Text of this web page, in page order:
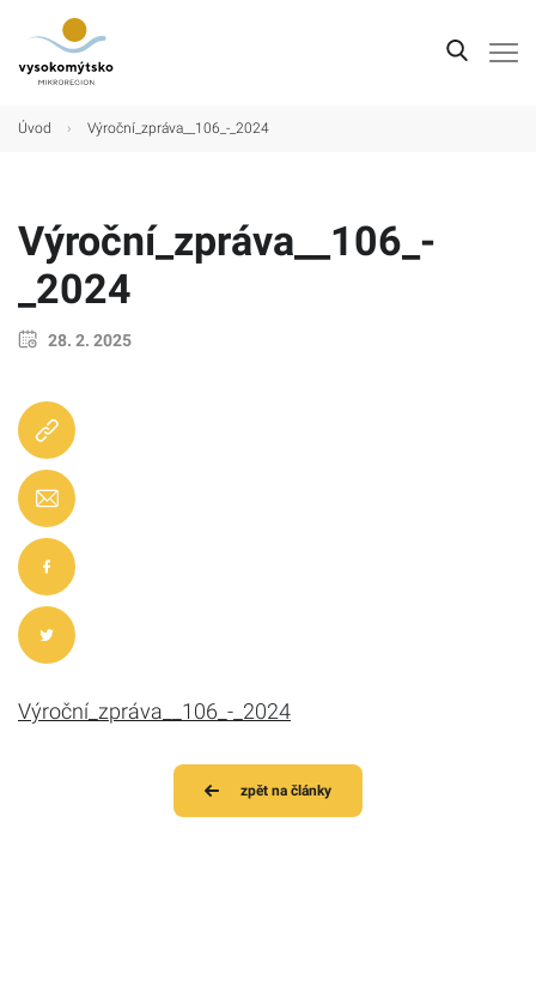
Úvod › Výroční_zpráva__106_-_2024
Výroční_zpráva__106_-
_2024
28. 2. 2025
Výroční_zpráva__106_-_2024
zpět na články
Úvod
Obce
Turistické cíle